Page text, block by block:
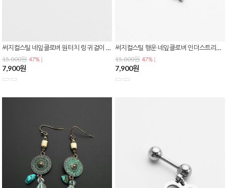
써지컬스틸 네잎클로버 원터치 링 귀걸이 큐빅 행운 드롭 데일리 이어링 E-0611
15,000원 47% ↓
7,900원
써지컬스틸 행운 네잎클로버 인더스트리얼 바벨 플렉시블 피어싱 큐빅 드롭 P-0825
15,000원 47% ↓
7,900원